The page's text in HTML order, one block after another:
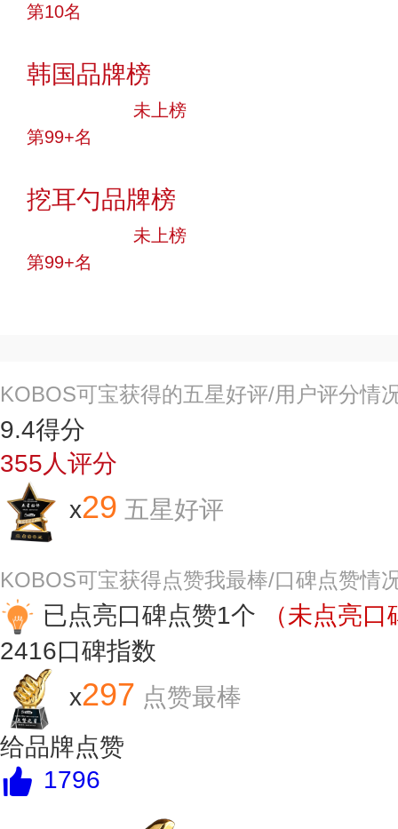
第10名
韩国品牌榜
未上榜
第99+名
挖耳勺品牌榜
未上榜
第99+名
KOBOS可宝获得的五星好评/用户评分情
9.4得分
355人评分
x29 五星好评
KOBOS可宝获得点赞我最棒/口碑点赞情
已点亮口碑点赞1个
（未点亮
2416口碑指数
x297 点赞最棒
给品牌点赞
1796